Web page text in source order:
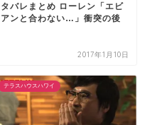
タバレまとめ ローレン「エビ
アンと合わない…」衝突の後
2017年1月10日
テラスハウスハワイ